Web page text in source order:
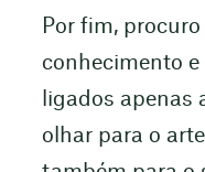
Por fim,
conhecimento
ligados apenas
olhar para o